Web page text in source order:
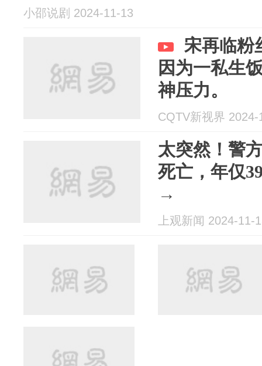
小邵说剧 2024-11-13
宋再临粉
因为一私生
神压力。
CQTV新视界 2024-
太突然！警
死亡，年仅
→
上观新闻 2024-11-